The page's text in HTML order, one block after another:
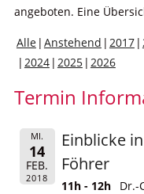
angeboten. Eine
Alle Anstehend 2017
2024 2025 2026
Termin
MI.
14
FEB.
2018
Einblicke
Föhrer
11h - 12h Dr.-